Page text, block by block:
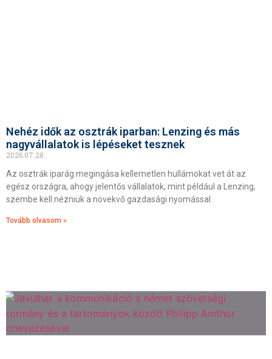
Nehéz idők az osztrák iparban: Lenzing és más
nagyvállalatok is lépéseket tesznek
2026.07.28.
Az osztrák iparág megingása kellemetlen hullámokat vet át az
egész országra, ahogy jelentős vállalatok, mint például a Lenzing,
szembe kell nézniük a növekvő gazdasági nyomással.
Tovább olvasom »